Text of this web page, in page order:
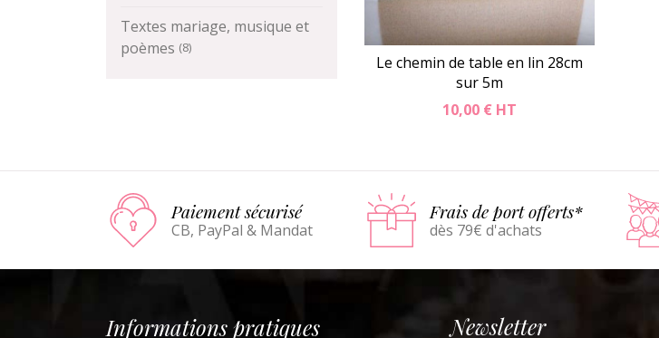
Textes mariage, musique et
poèmes (8)
Le chemin de table en lin 28cm
sur 5m
10,00 € HT
Détails Panier
Paiement sécurisé
CB, PayPal & Mandat
Frais de port offerts*
dès 79€ d'achats
Informations pratiques Newsletter